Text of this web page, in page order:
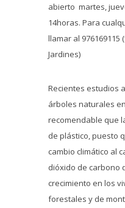
abierto martes,
14horas. Para
llamar al 976169115
Jardines)
Recientes estudios
árboles naturales
recomendable que
de plástico, puesto
cambio climático al
dióxido de carbono
crecimiento en los
forestales y de